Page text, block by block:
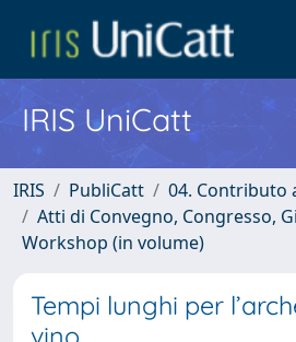
IRIS UniCatt
IRIS PubliCatt
04. Contributo
Atti di Convegno, Congresso,
Workshop (in volume)
Tempi lunghi per